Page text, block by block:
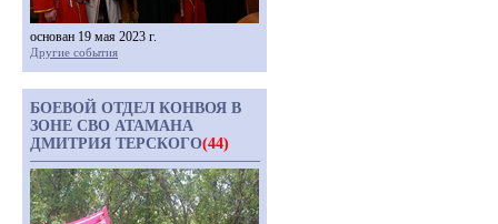
основан 19 мая 2023 г.
Другие события
БОЕВОЙ ОТДЕЛ КОНВОЯ В
ЗОНЕ СВО АТАМАНА
ДМИТРИЯ ТЕРСКОГО(44)